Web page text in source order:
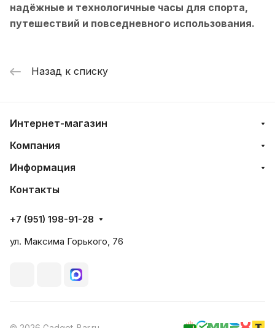
надёжные и технологичные часы для спорта,
путешествий и повседневного использования.
Назад к списку
Интернет-магазин
Компания
Информация
Контакты
+7 (951) 198-91-28
ул. Максима Горького, 76